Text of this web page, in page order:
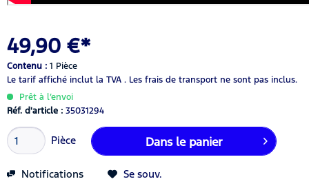
49,90 €*
Contenu : 1 Pièce
Le tarif affiché inclut la TVA . Les frais de transport ne sont pas inclus.
Prêt à l’envoi
Réf. d'article : 35031294
Pièce Dans le panier
Notifications Se souv.